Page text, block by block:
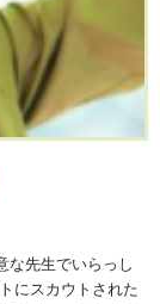
な先生でいらっし
にスカウトされた